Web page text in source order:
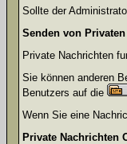
Sollte der
Senden von
Private Nachrichten
Sie können anderen
Benutzers auf die
Wenn Sie eine
Private Nachrichten